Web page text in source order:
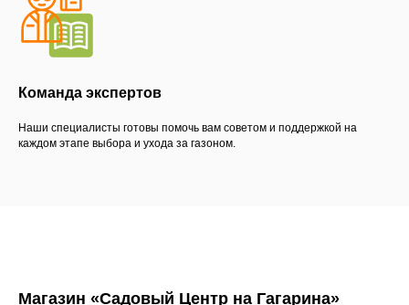
Команда экспертов
Наши специалисты готовы помочь вам советом и поддержкой на
каждом этапе выбора и ухода за газоном.
Магазин «Садовый Центр на Гагарина»